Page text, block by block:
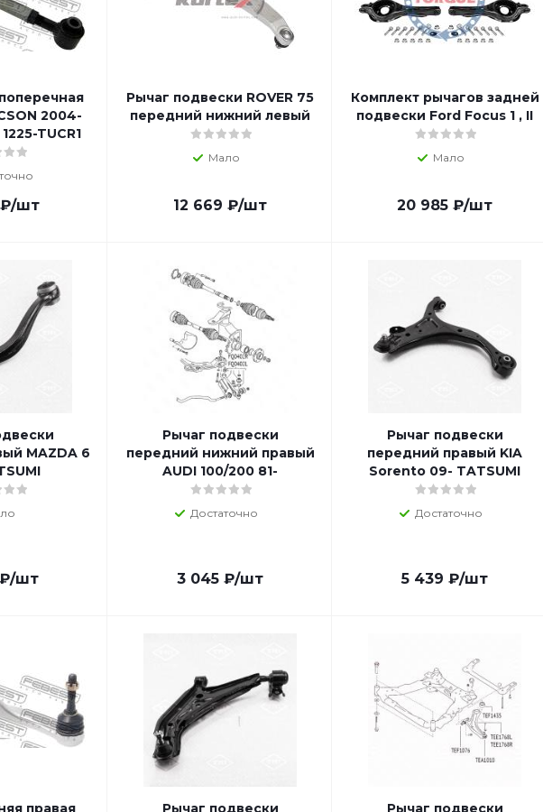
2004-
TUCR1
/шт
Рычаг подвески ROVER 75
передний нижний левый
Мало
12 669 ₽/шт
Комплект рычагов задней
подвески Ford Focus 1 , II
Мало
20 985 ₽/шт
MAZDA 6
₽/шт
Рычаг подвески
передний нижний правый
AUDI 100/200 81-
Достаточно
3 045 ₽/шт
Рычаг подвески
передний правый KIA
Sorento 09- TATSUMI
Достаточно
5 439 ₽/шт
правая
Рычаг подвески
Рычаг подвески